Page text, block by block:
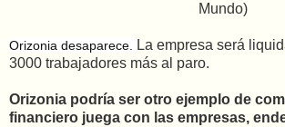
Mundo)
Orizonia desaparece. La empresa será
3000 trabajadores más al paro.
Orizonia podría ser otro ejemplo de
financiero juega con las empresas,